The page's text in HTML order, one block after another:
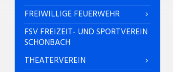
FREIWILLIGE FEUERWEHR
FSV FREIZEIT- UND SPORTVEREIN
SCHÖNBACH
THEATERVEREIN